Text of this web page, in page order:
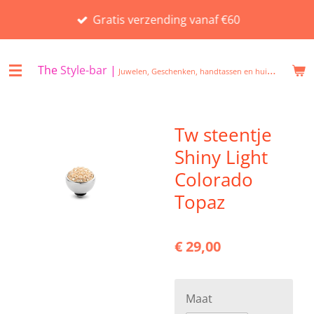
de
Gratis verzending vanaf €60
TheStyle-bar | Juwelen, Geschenken, handtassen en huisgeuren in Beveren
Tw steentje
Shiny Light
Colorado
Topaz
€ 29,00
Maat